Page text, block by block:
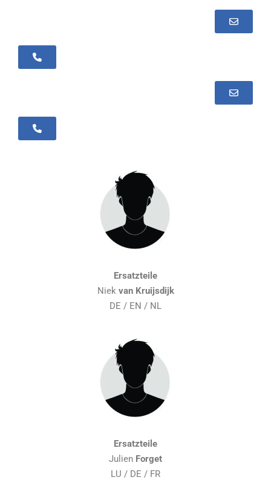
+352 30 99 19 - 28
+352 30 99 19 - 25
Ersatzteile
Niek van Kruijsdijk
DE / EN / NL
Ersatzteile
Julien Forget
LU / DE / FR